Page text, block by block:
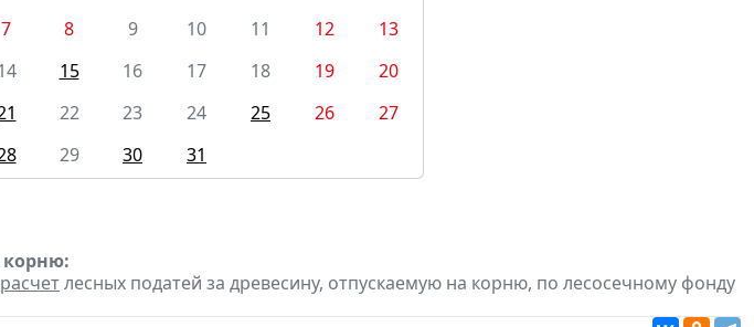
7
8 9 10 11 12
13
15 16 17 18 19
20
22 23 24 25 26
27
29 30 31
корню:
лесных податей за древесину, отпускаемую на корню, по лесосечному фонду